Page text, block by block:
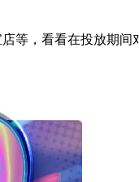
等，看看在投放期间